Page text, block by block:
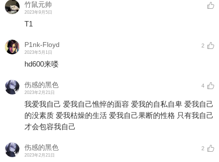
竹鼠元帅
2023年9月5日
T1
P1nk-Floyd
2023年5月1日
2
hd600来喽
伤感的黑色
2023年2月21日
4
我爱我自己 爱我自己憔悴的面容 爱我的自私自卑 爱我自己
的没素质 爱我枯燥的生活 爱我自己果断的性格 只有我自己
才会包容我自己
伤感的黑色
2023年2月21日
2